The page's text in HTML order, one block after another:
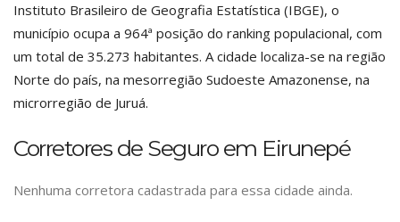
Instituto Brasileiro de Geografia Estatística (IBGE), o
município ocupa a 964ª posição do ranking populacional, com
um total de 35.273 habitantes. A cidade localiza-se na região
Norte do país, na mesorregião Sudoeste Amazonense, na
microrregião de Juruá.
Corretores de Seguro em Eirunepé
Nenhuma corretora cadastrada para essa cidade ainda.